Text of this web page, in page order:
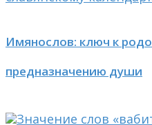
Имянослов: ключ к
предназначению души